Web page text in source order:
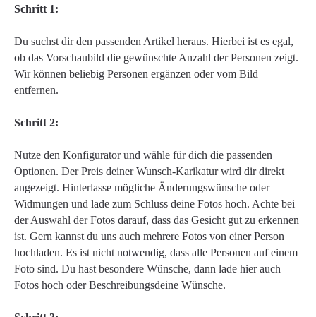
Schritt 1:
Du suchst dir den passenden Artikel heraus. Hierbei ist es egal,
ob das Vorschaubild die gewünschte Anzahl der Personen zeigt.
Wir können beliebig Personen ergänzen oder vom Bild
entfernen.
Schritt 2:
Nutze den Konfigurator und wähle für dich die passenden
Optionen. Der Preis deiner Wunsch-Karikatur wird dir direkt
angezeigt. Hinterlasse mögliche Änderungswünsche oder
Widmungen und lade zum Schluss deine Fotos hoch. Achte bei
der Auswahl der Fotos darauf, dass das Gesicht gut zu erkennen
ist. Gern kannst du uns auch mehrere Fotos von einer Person
hochladen. Es ist nicht notwendig, dass alle Personen auf einem
Foto sind. Du hast besondere Wünsche, dann lade hier auch
Fotos hoch oder Beschreibungsdeine Wünsche.